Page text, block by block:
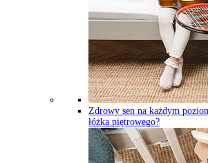
Zdrowy sen na każdym
łóżka piętrowego?